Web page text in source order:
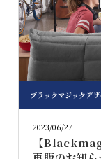
ブラックマジックデザ
2023/06/27
【